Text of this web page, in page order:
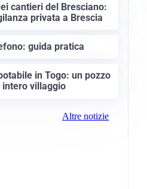
cantieri del Bresciano:
privata a Brescia
guida pratica
in Togo: un pozzo
villaggio
Altre notizie